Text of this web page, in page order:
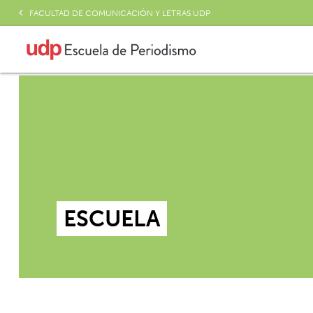
FACULTAD DE COMUNICACIÓN Y LETRAS UDP
ESCUELA